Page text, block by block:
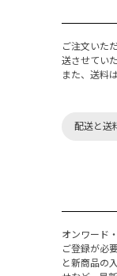
ご注文いた
送させてい
また、送料
配送と送
オンワード
ご登録が必
と新商品の